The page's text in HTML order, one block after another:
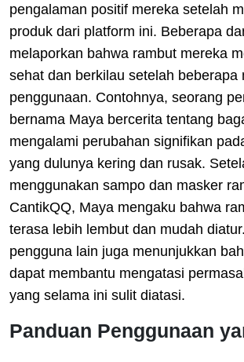
pengalaman positif mereka setelah
produk dari platform ini. Beberapa
melaporkan bahwa rambut mereka
sehat dan berkilau setelah beberapa
penggunaan. Contohnya, seorang
bernama Maya bercerita tentang
mengalami perubahan signifikan
yang dulunya kering dan rusak.
menggunakan sampo dan masker
CantikQQ, Maya mengaku bahwa
terasa lebih lembut dan mudah
pengguna lain juga menunjukkan
dapat membantu mengatasi
yang selama ini sulit diatasi.
Panduan Penggunaan